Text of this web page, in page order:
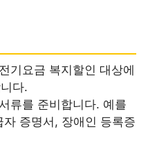
기요금 복지할인 대상에
다.
류를 준비합니다. 예를
증명서, 장애인 등록증